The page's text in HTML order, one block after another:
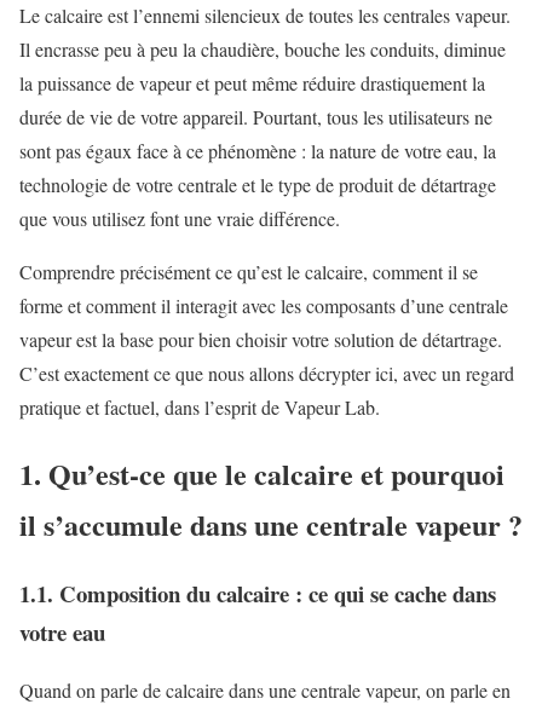
Le calcaire est l’ennemi silencieux de toutes les centrales vapeur.
Il encrasse peu à peu la chaudière, bouche les conduits, diminue
la puissance de vapeur et peut même réduire drastiquement la
durée de vie de votre appareil. Pourtant, tous les utilisateurs ne
sont pas égaux face à ce phénomène : la nature de votre eau, la
technologie de votre centrale et le type de produit de détartrage
que vous utilisez font une vraie différence.
Comprendre précisément ce qu’est le calcaire, comment il se
forme et comment il interagit avec les composants d’une centrale
vapeur est la base pour bien choisir votre solution de détartrage.
C’est exactement ce que nous allons décrypter ici, avec un regard
pratique et factuel, dans l’esprit de Vapeur Lab.
1. Qu’est-ce que le calcaire et pourquoi
il s’accumule dans une centrale vapeur ?
1.1. Composition du calcaire : ce qui se cache dans
votre eau
Quand on parle de calcaire dans une centrale vapeur, on parle en